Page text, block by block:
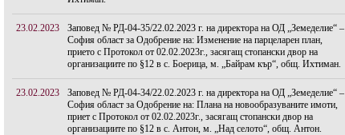
23.02.2023
Заповед № РД-04-35/22.02.2023 г. на директора на ОД „Земеделие“ –
София област за Одобрение на: Изменение на парцеларен план,
прието с Протокол от 02.02.2023г., засягащ стопански двор на
организациите по §12 в с. Боерица, м. „Байрам кър“, общ. Ихтиман.
23.02.2023
Заповед № РД-04-34/22.02.2023 г. на директора на ОД „Земеделие“ –
София област за Одобрение на: Плана на новообразуваните имоти,
приет с Протокол от 02.02.2023г., засягащ стопански двор на
организациите по §12 в с. Антон, м. „Над селото“, общ. Антон.